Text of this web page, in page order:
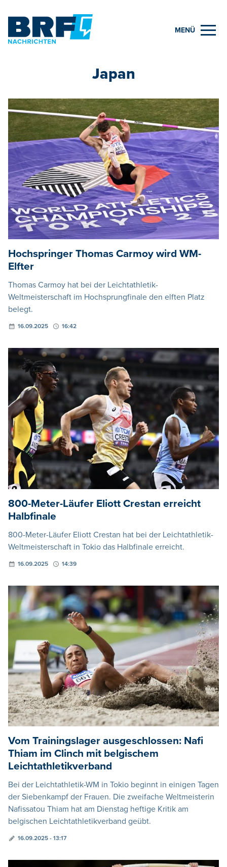
MENÜ
Japan
Hochspringer Thomas Carmoy wird WM-
Elfter
Thomas Carmoy hat bei der Leichtathletik-
Weltmeisterschaft im Hochsprungfinale den elften Platz
belegt.
16.09.2025 16:42
800-Meter-Läufer Eliott Crestan erreicht
Halbfinale
800-Meter-Läufer Eliott Crestan hat bei der Leichtathletik-
Weltmeisterschaft in Tokio das Halbfinale erreicht.
16.09.2025 14:39
Vom Trainingslager ausgeschlossen: Nafi
Thiam im Clinch mit belgischem
Leichtathletikverband
Bei der Leichtathletik-WM in Tokio beginnt in einigen Tagen
der Siebenkampf der Frauen. Die zweifache Weltmeisterin
Nafissatou Thiam hat am Dienstag heftige Kritik am
belgischen Leichtathletikverband geübt.
16.09.2025 - 13:17